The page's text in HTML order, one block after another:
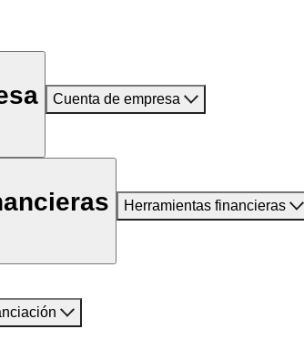
Cuenta de empresa
Herramientas financieras